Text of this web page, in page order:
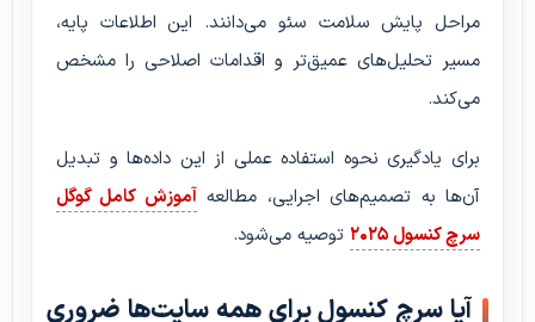
مراحل پایش سلامت سئو می‌دانند. این اطلاعات پایه،
مسیر تحلیل‌های عمیق‌تر و اقدامات اصلاحی را مشخص
می‌کند.
برای یادگیری نحوه استفاده عملی از این داده‌ها و تبدیل
آن‌ها به تصمیم‌های اجرایی، مطالعهآموزش کامل گوگل
سرچ کنسول ۲۰۲۵
توصیه می‌شود.
آیا سرچ کنسول برای همه سایت‌ها ضروری